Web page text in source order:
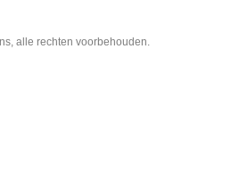
, alle rechten voorbehouden.